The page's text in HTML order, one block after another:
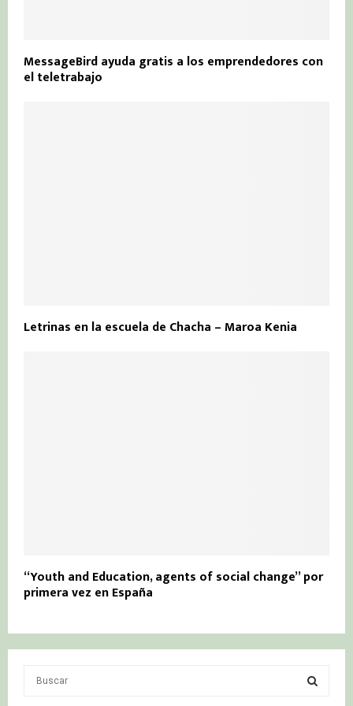
MessageBird ayuda gratis a los emprendedores con
el teletrabajo
Letrinas en la escuela de Chacha – Maroa Kenia
“Youth and Education, agents of social change” por
primera vez en España